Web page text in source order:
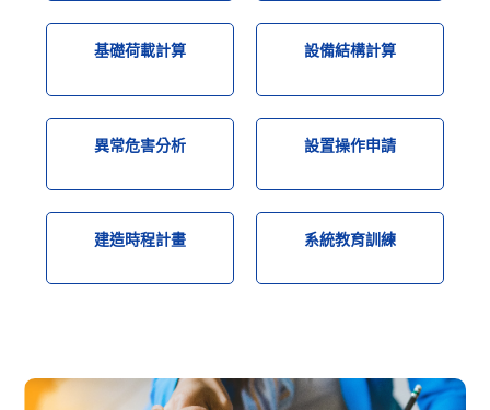
基礎荷載計算 設備結構計算
異常危害分析 設置操作申請
建造時程計畫 系統教育訓練